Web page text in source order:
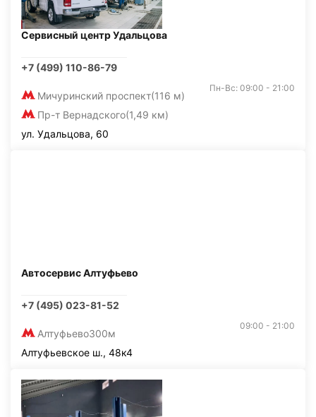
Сервисный центр Удальцова
+7 (499) 110-86-79
Мичуринский проспект(116 м)
Пр-т Вернадского(1,49 км)
Пн-Вс: 09:00 - 21:00
ул. Удальцова, 60
Автосервис Алтуфьево
+7 (495) 023-81-52
Алтуфьево300м
09:00 - 21:00
Алтуфьевское ш., 48к4